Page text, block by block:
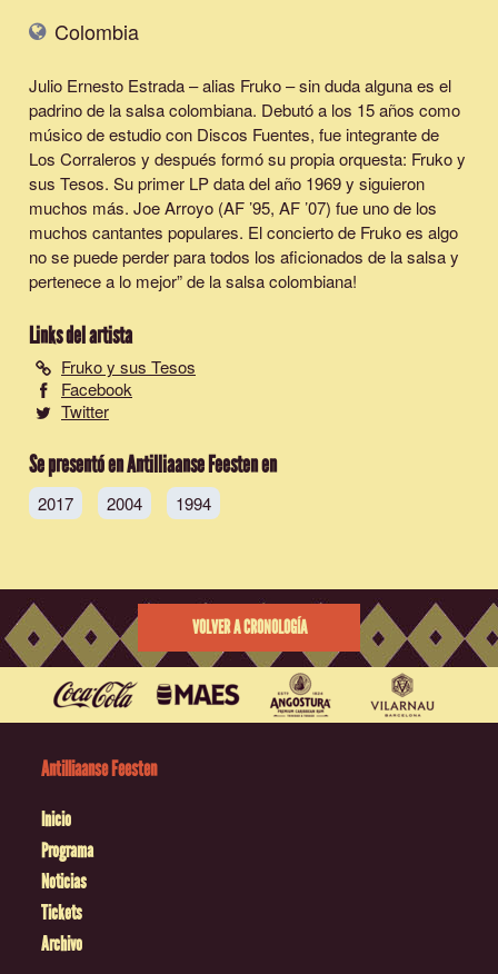
Colombia
Julio Ernesto Estrada – alias Fruko – sin duda alguna es el
padrino de la salsa colombiana. Debutó a los 15 años como
músico de estudio con Discos Fuentes, fue integrante de
Los Corraleros y después formó su propia orquesta: Fruko y
sus Tesos. Su primer LP data del año 1969 y siguieron
muchos más. Joe Arroyo (AF ’95, AF ’07) fue uno de los
muchos cantantes populares. El concierto de Fruko es algo
no se puede perder para todos los aficionados de la salsa y
pertenece a lo mejor” de la salsa colombiana!
Links del artista
Fruko y sus Tesos
Facebook
Twitter
Se presentó en Antilliaanse Feesten en
2017 2004 1994
VOLVER A CRONOLOGÍA
Antilliaanse Feesten
Inicio
Programa
Noticias
Tickets
Archivo